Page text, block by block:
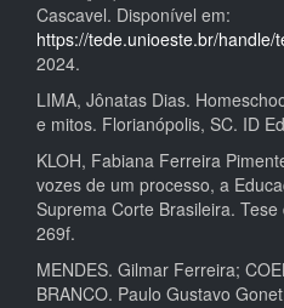
Cascavel. Disponível em:
https://tede.unioeste.br/handle/
2024.
LIMA, Jônatas Dias.
e mitos. Florianópolis, SC. ID
KLOH, Fabiana Ferreira
vozes de um processo, a
Suprema Corte Brasileira.
269f.
MENDES. Gilmar Ferreira;
BRANCO. Paulo Gustavo